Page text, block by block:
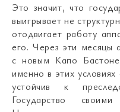
Это значит, что
выигрывает не
отодвигает работу
его. Через эти месяцы
с новым Капо
именно в этих
устойчив к
Государство